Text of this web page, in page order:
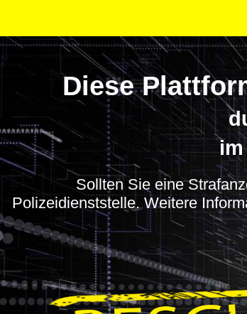
Diese
Sollten Sie eine
Polizeidienststelle. Weitere